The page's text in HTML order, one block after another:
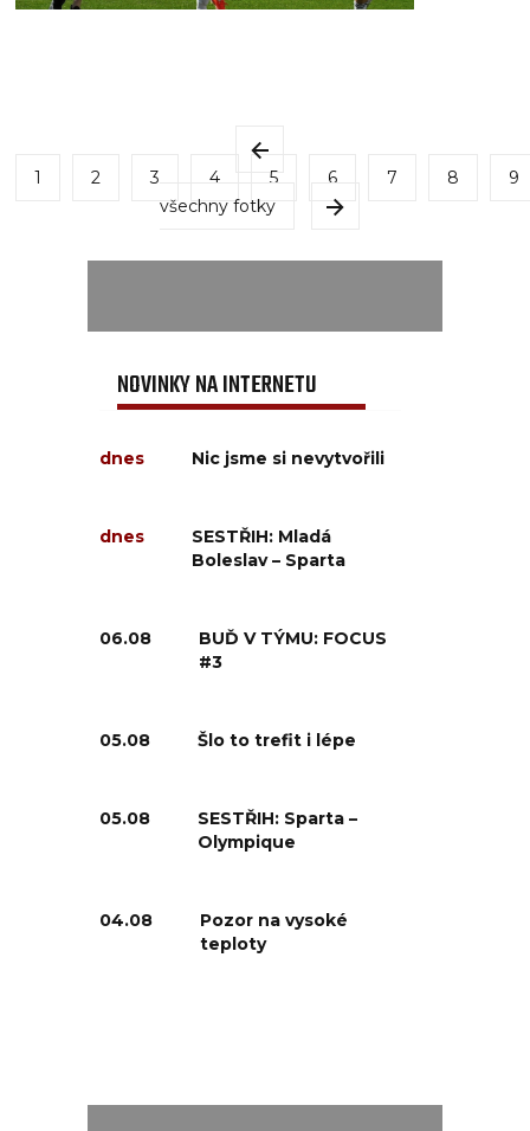
1 2 3 4 5 6 7 8
9
všechny fotky
NOVINKY NA INTERNETU
dnes Nic jsme si nevytvořili
dnes
SESTŘIH: Mladá
Boleslav – Sparta
06.08
BUĎ V TÝMU: FOCUS
#3
05.08 Šlo to trefit i lépe
05.08
SESTŘIH: Sparta –
Olympique
04.08
Pozor na vysoké
teploty